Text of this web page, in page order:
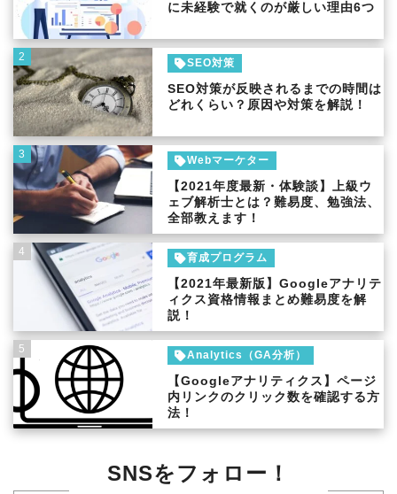
に未経験で就くのが厳しい理由6つ
2
SEO対策
SEO対策が反映されるまでの時間は
どれくらい？原因や対策を解説！
3
Webマーケター
【2021年度最新・体験談】上級ウ
ェブ解析士とは？難易度、勉強法、
全部教えます！
4
育成プログラム
【2021年最新版】Googleアナリテ
ィクス資格情報まとめ難易度を解
説！
5
Analytics（GA分析）
【Googleアナリティクス】ページ
内リンクのクリック数を確認する方
法！
SNSをフォロー！